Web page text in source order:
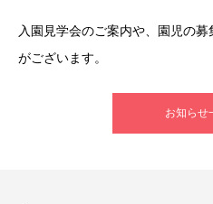
入園見学会のご案内や、園児の
がございます。
お知らせ